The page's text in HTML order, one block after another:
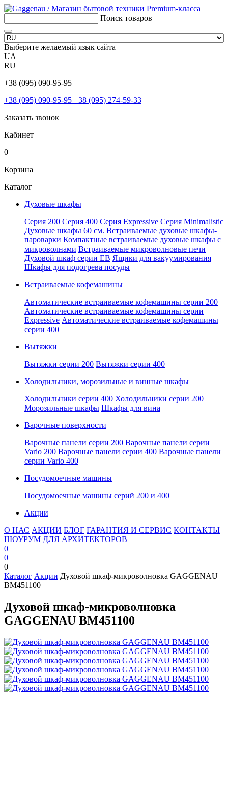
Поиск товаров
Выберите желаемый язык сайта
UA
RU
+38 (095) 090-95-95
+38 (095) 090-95-95 +38 (095) 274-59-33
Заказать звонок
Кабинет
0
Корзина
Каталог
Духовые шкафы
Серия 200 Серия 400 Серия Expressive Серия Minimalistic
Духовые шкафы 60 см. Встраиваемые духовые шкафы-
пароварки Компактные встраиваемые духовые шкафы с
микроволнами Встраиваемые микроволновые печи
Духовой шкаф серии EB Ящики для вакуумирования
Шкафы для подогрева посуды
Встраиваемые кофемашины
Автоматические встраиваемые кофемашины серии 200
Автоматические встраиваемые кофемашины серии
Expressive Автоматические встраиваемые кофемашины
серии 400
Вытяжки
Вытяжки серии 200 Вытяжки серии 400
Холодильники, морозильные и винные шкафы
Холодильники серии 400 Холодильники серии 200
Морозильные шкафы Шкафы для вина
Варочные поверхности
Варочные панели серии 200 Варочные панели серии
Vario 200 Варочные панели серии 400 Варочные панели
серии Vario 400
Посудомоечные машины
Посудомоечные машины серий 200 и 400
Акции
О НАС АКЦИИ БЛОГ ГАРАНТИЯ И СЕРВИС КОНТАКТЫ
ШОУРУМ ДЛЯ АРХИТЕКТОРОВ
0
0
0
Каталог Акции Духовой шкаф-микроволновка GAGGENAU
BM451100
Духовой шкаф-микроволновка
GAGGENAU BM451100